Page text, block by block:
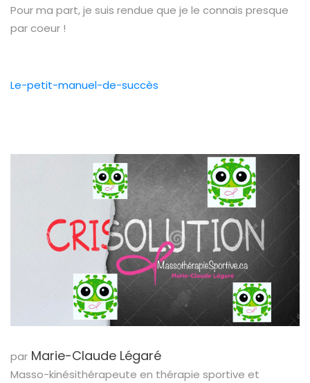
Pour ma part, je suis rendue que je le connais presque
par coeur !
Le-petit-manuel-de-succès
par Marie-Claude Légaré
Masso-kinésithérapeute en thérapie sportive et